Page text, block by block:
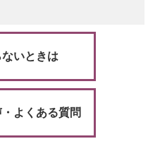
ないときは
よくある質問